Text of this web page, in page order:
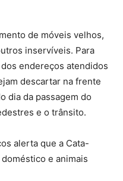
de móveis velhos,
inservíveis. Para
endereços atendidos
descartar na frente
dia da passagem do
e o trânsito.
alerta que a Cata-
e animais